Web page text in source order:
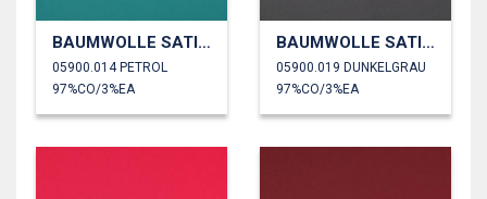
BAUMWOLLE SATIN STRETCH
05900.014 PETROL
97%CO/3%EA
BAUMWOLLE SATIN STRETCH
05900.019 DUNKELGRAU
97%CO/3%EA